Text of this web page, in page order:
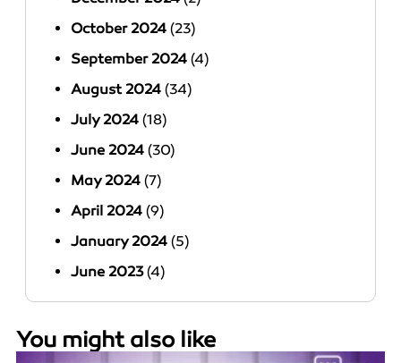
October 2024 (23)
September 2024 (4)
August 2024 (34)
July 2024 (18)
June 2024 (30)
May 2024 (7)
April 2024 (9)
January 2024 (5)
June 2023(4)
You might also like